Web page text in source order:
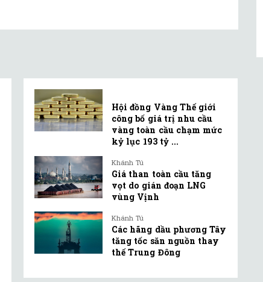
Hội đồng Vàng Thế giới
công bố giá trị nhu cầu
vàng toàn cầu chạm mức
kỷ lục 193 tỷ ...
Khánh Tú
Giá than toàn cầu tăng
vọt do gián đoạn LNG
vùng Vịnh
Khánh Tú
Các hãng dầu phương Tây
tăng tốc săn nguồn thay
thế Trung Đông